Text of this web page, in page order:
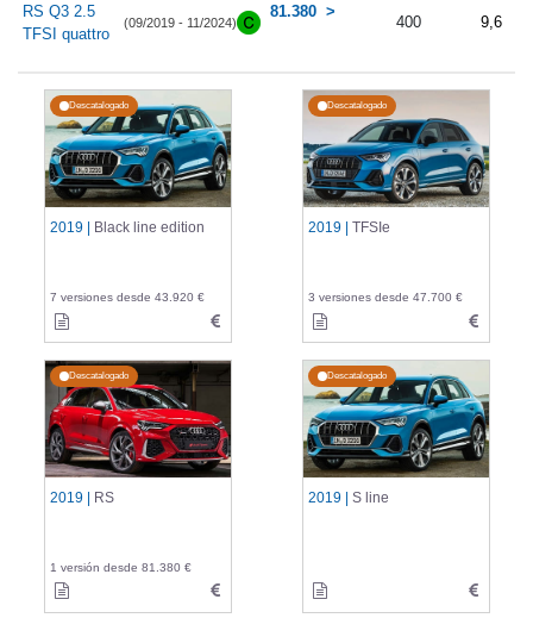
RS Q3 2.5
TFSI quattro
(09/2019 - 11/2024)
81.380
400 9,6
Descatalogado
2019 | Black line edition
7 versiones desde 43.920 €
Descatalogado
2019 | TFSIe
3 versiones desde 47.700 €
Descatalogado
2019 | RS
1 versión desde 81.380 €
Descatalogado
2019 | S line